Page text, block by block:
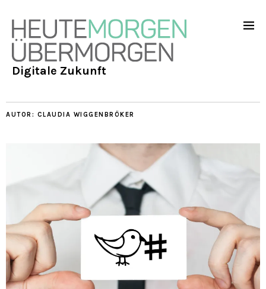
Digitale Zukunft
AUTOR: CLAUDIA WIGGENBRÖKER